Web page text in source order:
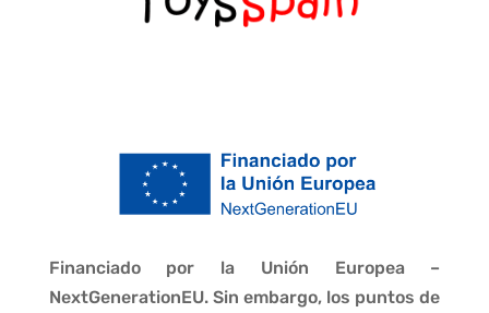
Financiado por la Unión Europea –
NextGenerationEU. Sin embargo, los puntos de